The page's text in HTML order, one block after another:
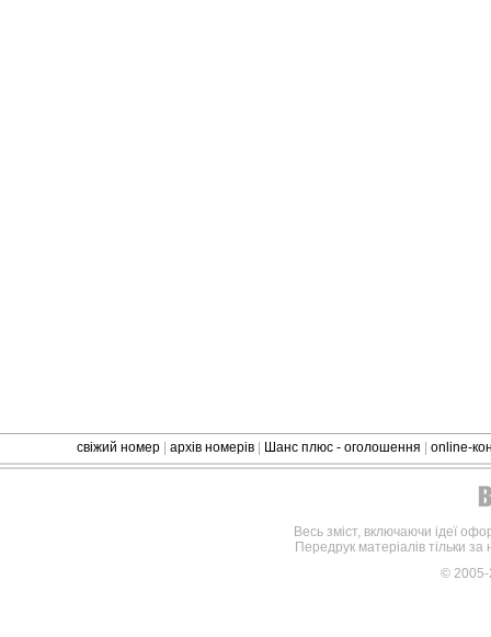
свіжий номер архів номерів Шанс плюс - оголошення online-
Весь зміст, включаючи ідеї
Передрук матеріалів тільки
©